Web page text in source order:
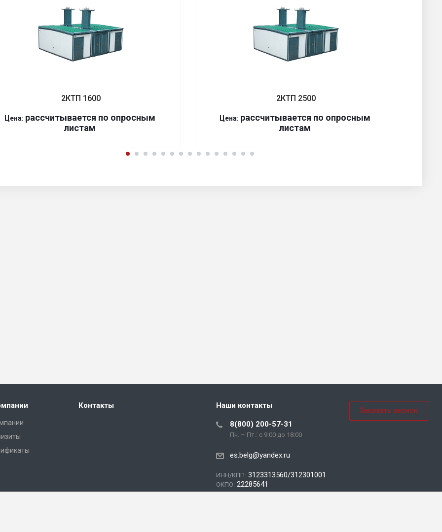
2КТП 1600
Цена: рассчитывается по опросным
листам
2КТП 2500
Цена: рассчитывается по опросным
листам
Контакты Наши контакты
8(800) 200-57-31
Пн. – Пт.: с 9:00 до 18:00
es.belg@yandex.ru
ИНН/КПП: 3123313560/312301001
ОКПО: 22285641
Заказать звонок